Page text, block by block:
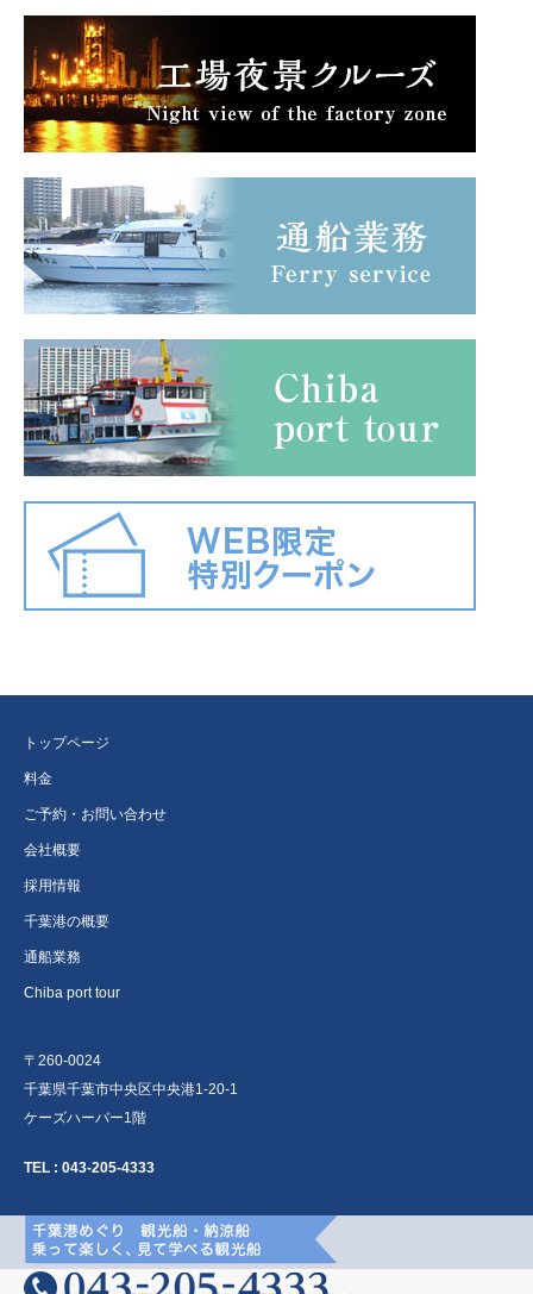
トップページ
料金
ご予約・お問い合わせ
会社概要
採用情報
千葉港の概要
通船業務
Chiba port tour
〒260-0024
千葉県千葉市中央区中央港1-20-1
ケーズハーバー1階
TEL : 043-205-4333